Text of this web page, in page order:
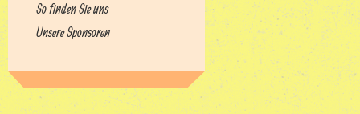
So finden Sie uns
Unsere Sponsoren